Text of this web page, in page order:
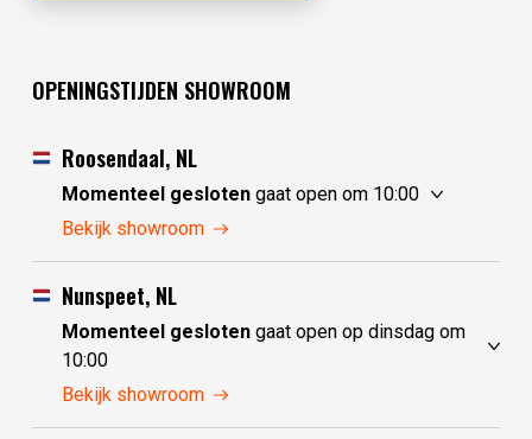
OPENINGSTIJDEN SHOWROOM
Roosendaal, NL
Momenteel geslotengaat open om 10:00
maandag
dinsdag
gesloten
woensdag
donderdag
10:00 - 17:30
vrijdag
10:00 - 17:30
zaterdag
Bekijk showroom
Nunspeet, NL
Momenteel geslotengaat open op dinsdag om
10:00
maandag
dinsdag
10:00 - 17:30
Bekijk showroom